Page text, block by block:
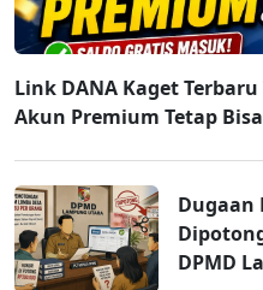
Link DANA Kaget
Akun Premium Tetap
Dugaan
DPMD